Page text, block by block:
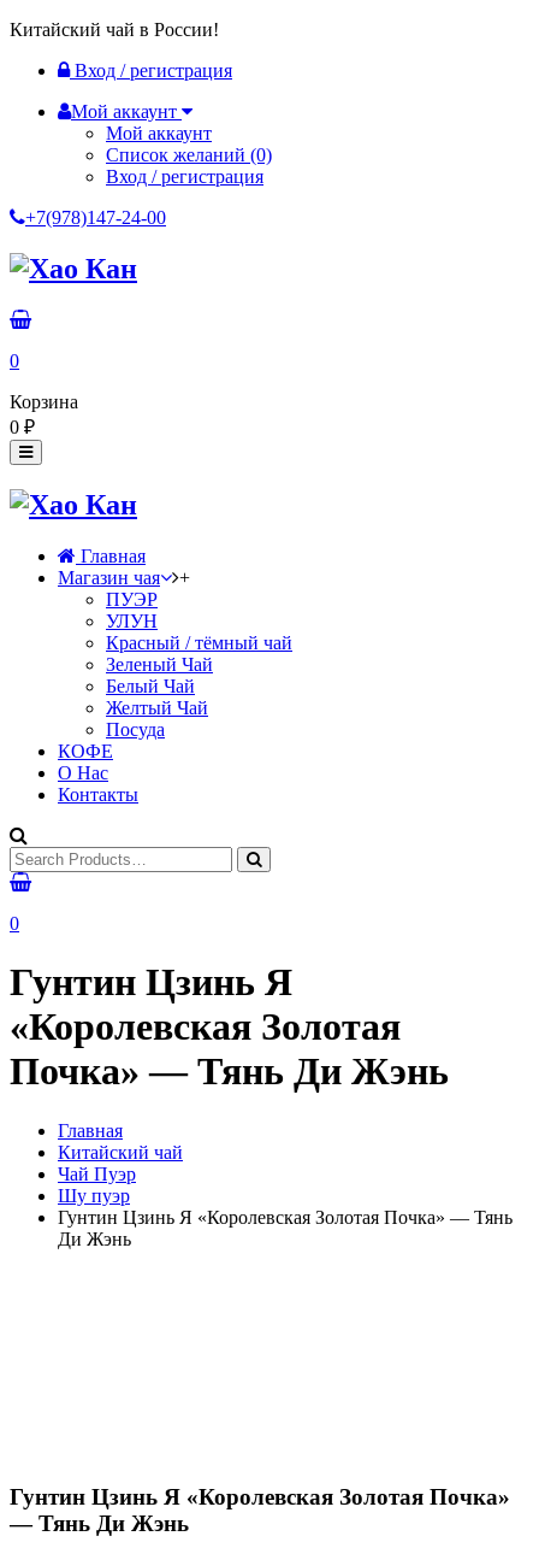
Китайский чай в России!
Вход / регистрация
Мой аккаунт
Мой аккаунт
Список желаний (0)
Вход / регистрация
+7(978)147-24-00
0
Корзина
0 ₽
Главная
Магазин чая
+
ПУЭР
УЛУН
Красный / тёмный чай
Зеленый Чай
Белый Чай
Желтый Чай
Посуда
КОФЕ
О Нас
Контакты
0
Гунтин Цзинь Я
«Королевская Золотая
Почка» — Тянь Ди Жэнь
Главная
Китайский чай
Чай Пуэр
Шу пуэр
Гунтин Цзинь Я «Королевская Золотая Почка» — Тянь
Ди Жэнь
Гунтин Цзинь Я «Королевская Золотая Почка»
— Тянь Ди Жэнь